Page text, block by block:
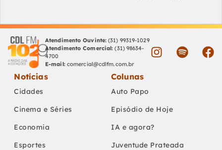
Atendimento Ouvinte: (31) 99319-1029
Atendimento Comercial: (31) 98634-
4700
E-mail: comercial@cdlfm.com.br
Notícias
Cidades
Cinema e Séries
Economia
Esportes
Colunas
Auto Papo
Episódio de Hoje
IA e agora?
Juventude Prateada